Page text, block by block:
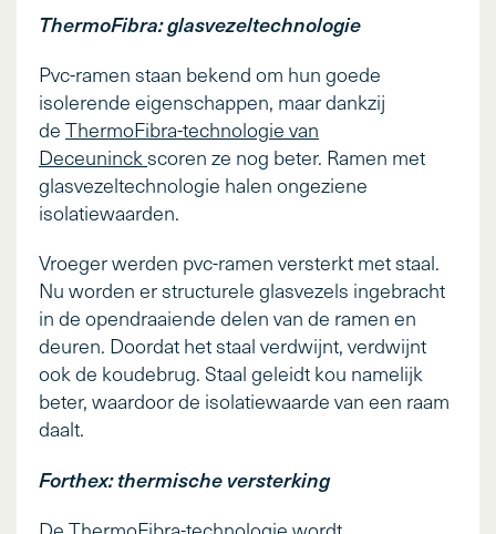
ThermoFibra: glasvezeltechnologie
Pvc-ramen staan bekend om hun goede
isolerende eigenschappen, maar dankzij
de ThermoFibra-technologie van
Deceuninck scoren ze nog beter. Ramen met
glasvezeltechnologie halen ongeziene
isolatiewaarden.
Vroeger werden pvc-ramen versterkt met staal.
Nu worden er structurele glasvezels ingebracht
in de opendraaiende delen van de ramen en
deuren. Doordat het staal verdwijnt, verdwijnt
ook de koudebrug. Staal geleidt kou namelijk
beter, waardoor de isolatiewaarde van een raam
daalt.
Forthex: thermische versterking